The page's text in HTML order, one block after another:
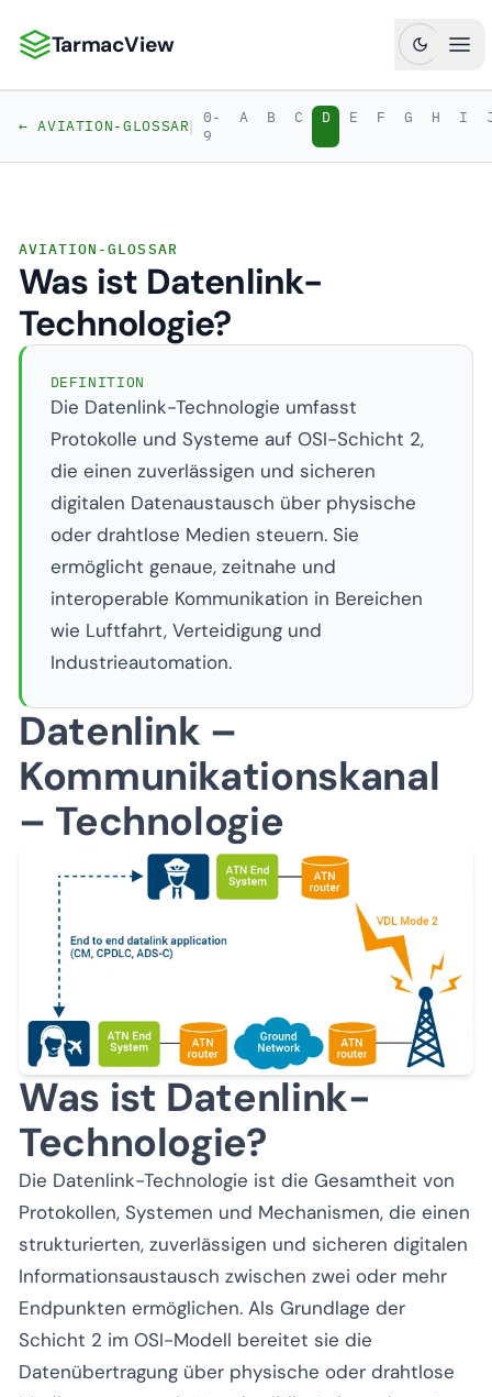
TarmacView: Präzisionsluftfahrtanalytik
TarmacView
← AVIATION-GLOSSAR| 0-
9
A B C D E F G H I
AVIATION-GLOSSAR
Was ist Datenlink-
Technologie?
DEFINITION
Die Datenlink-Technologie umfasst
Protokolle und Systeme auf OSI-Schicht 2,
die einen zuverlässigen und sicheren
digitalen Datenaustausch über physische
oder drahtlose Medien steuern. Sie
ermöglicht genaue, zeitnahe und
interoperable Kommunikation in Bereichen
wie Luftfahrt, Verteidigung und
Industrieautomation.
Datenlink –
Kommunikationskanal
– Technologie
Was ist Datenlink-
Technologie?
Die Datenlink-Technologie ist die Gesamtheit von
Protokollen, Systemen und Mechanismen, die einen
strukturierten, zuverlässigen und sicheren digitalen
Informationsaustausch zwischen zwei oder mehr
Endpunkten ermöglichen. Als Grundlage der
Schicht 2 im OSI-Modell bereitet sie die
Datenübertragung über physische oder drahtlose